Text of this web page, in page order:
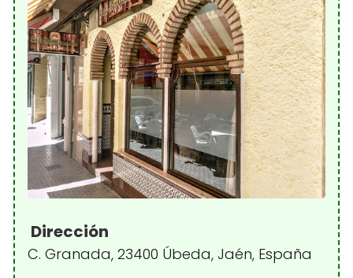
Dirección
C. Granada, 23400 Úbeda, Jaén, España